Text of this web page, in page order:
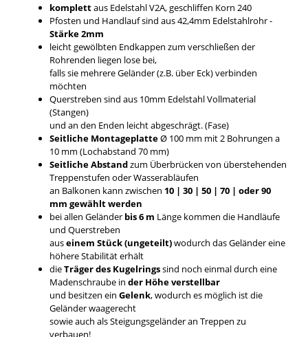
komplettaus Edelstahl V2A, geschliffen Korn 240
Pfosten und Handlauf sind aus 42,4mm Edelstahlrohr -
Stärke 2mm
leicht gewölbten Endkappen zum verschließen der
Rohrenden liegen lose bei,
falls sie mehrere Geländer (z.B. über Eck) verbinden
möchten
Querstreben sind aus 10mm Edelstahl Vollmaterial
(Stangen)
und an den Enden leicht abgeschrägt. (Fase)
Seitliche MontageplatteØ 100 mm mit 2 Bohrungen a
10 mm (Lochabstand 70 mm)
Seitliche Abstandzum Überbrücken von überstehenden
Treppenstufen oder Wasserabläufen
an Balkonen kann zwischen 10 | 30 | 50 | 70 | oder 90
mm gewählt werden
bei allen Geländer bis 6 m Länge kommen die Handläufe
und Querstreben
auseinem Stück (ungeteilt)wodurch das Geländer eine
höhere Stabilität erhält
dieTräger des Kugelringssind noch einmal durch eine
Madenschraube in der Höhe verstellbar
und besitzen ein Gelenk, wodurch es möglich ist die
Geländer waagerecht
sowie auch als Steigungsgeländer an Treppen zu
verbauen!